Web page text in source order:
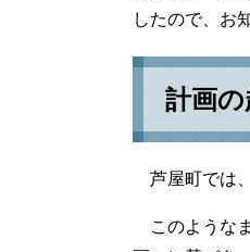
したので、お
計画の
芦屋町では
このような